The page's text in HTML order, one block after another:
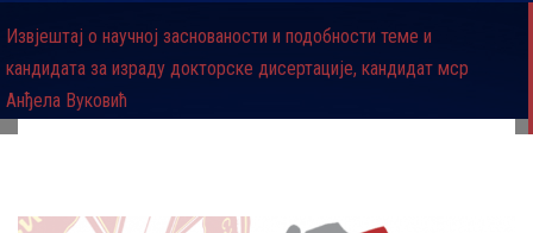
Извјештај о научној заснованости и подобности теме и
кандидата за израду докторске дисертације, кандидат мср
Анђела Вуковић